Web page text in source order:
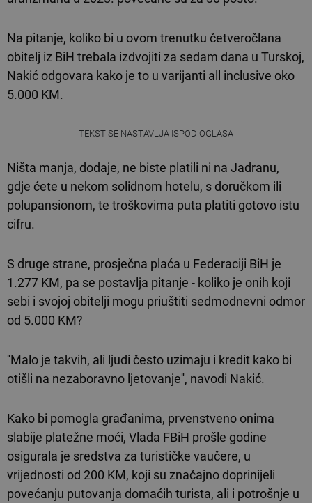
Na pitanje, koliko bi u ovom trenutku četveročlana
obitelj iz BiH trebala izdvojiti za sedam dana u Turskoj,
Nakić odgovara kako je to u varijanti all inclusive oko
5.000 KM.
TEKST SE NASTAVLJA ISPOD OGLASA
Ništa manja, dodaje, ne biste platili ni na Jadranu,
gdje ćete u nekom solidnom hotelu, s doručkom ili
polupansionom, te troškovima puta platiti gotovo istu
cifru.
S druge strane, prosječna plaća u Federaciji BiH je
1.277 KM, pa se postavlja pitanje - koliko je onih koji
sebi i svojoj obitelji mogu priuštiti sedmodnevni odmor
od 5.000 KM?
''Malo je takvih, ali ljudi često uzimaju i kredit kako bi
otišli na nezaboravno ljetovanje'', navodi Nakić.
Kako bi pomogla građanima, prvenstveno onima
slabije platežne moći, Vlada FBiH prošle godine
osigurala je sredstva za turističke vaučere, u
vrijednosti od 200 KM, koji su značajno doprinijeli
povećanju putovanja domaćih turista, ali i potrošnje u